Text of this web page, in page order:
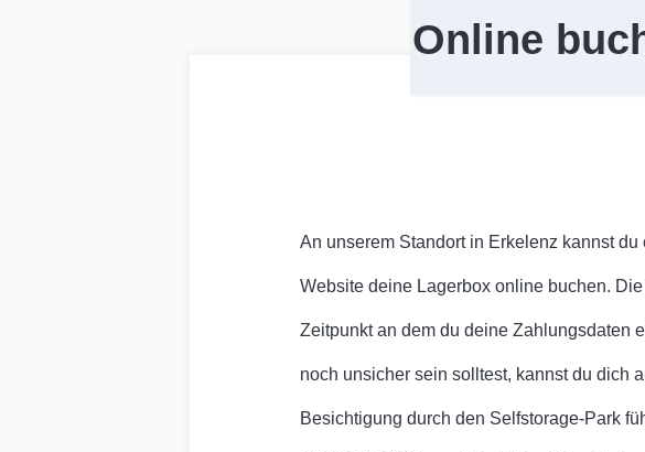
Online
An unserem Standort in Erkelenz kannst
Website deine Lagerbox online buchen.
Zeitpunkt an dem du deine Zahlungsdaten
noch unsicher sein solltest, kannst du dich
Besichtigung durch den Selfstorage-Park